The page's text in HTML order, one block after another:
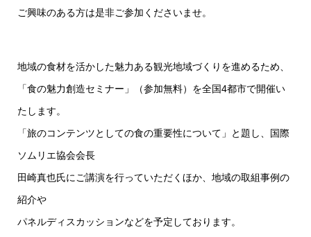
ご興味のある方は是非ご参加くださいませ。
地域の食材を活かした魅力ある観光地域づくりを進めるため、
「食の魅力創造セミナー」（参加無料）を全国4都市で開催い
たします。
「旅のコンテンツとしての食の重要性について」と題し、国際
ソムリエ協会会長
田崎真也氏にご講演を行っていただくほか、地域の取組事例の
紹介や
パネルディスカッションなどを予定しております。